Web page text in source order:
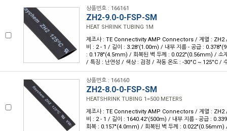
상품번호 : 166161
ZH2-9.0-0-FSP-SM
HEAT SHRINK TUBING 1M
제조사 : TE Connectivity AMP Connectors / 계열 : ZH2
비 : 2 - 1 / 길이 : 3.28'(1.00m) / 내부 지름 - 공급 :
: 0.178"(4.5mm) / 회복된 벽 두께 : 0.022"(0.56mm) / 소
/ 특징 : 난연성 / 색상 : 검정 / 작동 온도 : -30°C ~ 125°C /
상품번호 : 166160
ZH2-8.0-0-FSP-SM
HEATSHRINK TUBING 1=500 METERS
제조사 : TE Connectivity AMP Connectors / 계열 : ZH2
비 : 2 - 1 / 길이 : 1640.42'(500m) / 내부 지름 - 공급 :
회복 : 0.157"(4.0mm) / 회복된 벽 두께 : 0.022"(0.56mm)